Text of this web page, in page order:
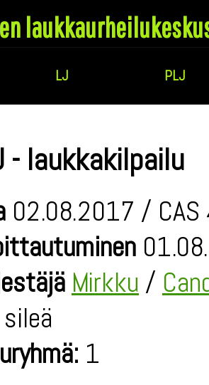
LJ PLJ
- laukkakilpailu
02.08.2017 /
Mirkku /
sileä
1